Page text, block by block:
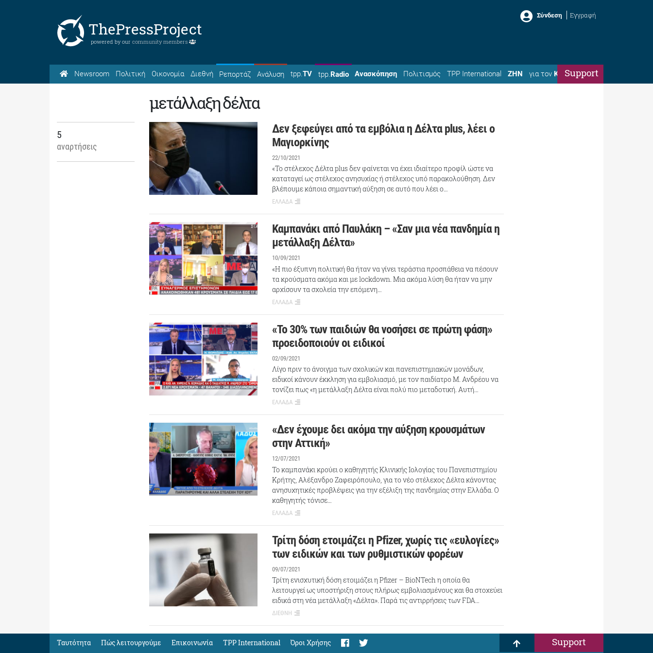
ThePressProject
powered by our community members
Σύνδεση Εγγραφή
Newsroom Πολιτική Οικονομία Διεθνή Ρεπορτάζ Ανάλυση tpp.TV tpp.Radio Ανασκόπηση Πολιτισμός TPP International ΖΗΝ για τον ΚώσταSupport
μετάλλαξη δέλτα
5
αναρτήσεις
Δεν ξεφεύγει από τα εμβόλια η Δέλτα plus, λέει ο
Μαγιορκίνης
22/10/2021
«Το στέλεχος Δέλτα plus δεν φαίνεται να έχει ιδιαίτερο προφίλ ώστε να
καταταγεί ως στέλεχος ανησυχίας ή στέλεχος υπό παρακολούθηση. Δεν
βλέπουμε κάποια σημαντική αύξηση σε αυτό που λέει ο…
ΕΛΛΑΔΑ
Καμπανάκι από Παυλάκη – «Σαν μια νέα πανδημία η
μετάλλαξη Δέλτα»
10/09/2021
«Η πιο έξυπνη πολιτική θα ήταν να γίνει τεράστια προσπάθεια να πέσουν
τα κρούσματα ακόμα και με lockdown. Μια ακόμα λύση θα ήταν να μην
αρχίσουν τα σχολεία την επόμενη…
ΕΛΛΑΔΑ
«Το 30% των παιδιών θα νοσήσει σε πρώτη φάση»
προειδοποιούν οι ειδικοί
02/09/2021
Λίγο πριν το άνοιγμα των σχολικών και πανεπιστημιακών μονάδων,
ειδικοί κάνουν έκκληση για εμβολιασμό, με τον παιδίατρο Μ. Ανδρέου να
τονίζει πως «η μετάλλαξη Δέλτα είναι πολύ πιο μεταδοτική. Αυτή…
ΕΛΛΑΔΑ
«Δεν έχουμε δει ακόμα την αύξηση κρουσμάτων
στην Αττική»
12/07/2021
Το καμπανάκι κρούει ο καθηγητής Κλινικής Ιολογίας του Πανεπιστημίου
Κρήτης, Αλέξανδρο Ζαφειρόπουλο, για το νέο στέλεχος Δέλτα κάνοντας
ανησυχητικές προβλέψεις για την εξέλιξη της πανδημίας στην Ελλάδα. Ο
καθηγητής τόνισε…
ΕΛΛΑΔΑ
Τρίτη δόση ετοιμάζει η Pfizer, χωρίς τις «ευλογίες»
των ειδικών και των ρυθμιστικών φορέων
09/07/2021
Τρίτη ενισχυτική δόση ετοιμάζει η Pfizer – BioNTech η οποία θα
λειτουργεί ως υποστήριξη στους πλήρως εμβολιασμένους και θα στοχεύει
ειδικά στη νέα μετάλλαξη «Δέλτα». Παρά τις αντιρρήσεις των FDA…
ΔΙΕΘΝΗ
Ταυτότητα Πώς λειτουργούμε Eπικοινωνία TPP International
Όροι Χρήσης
Support